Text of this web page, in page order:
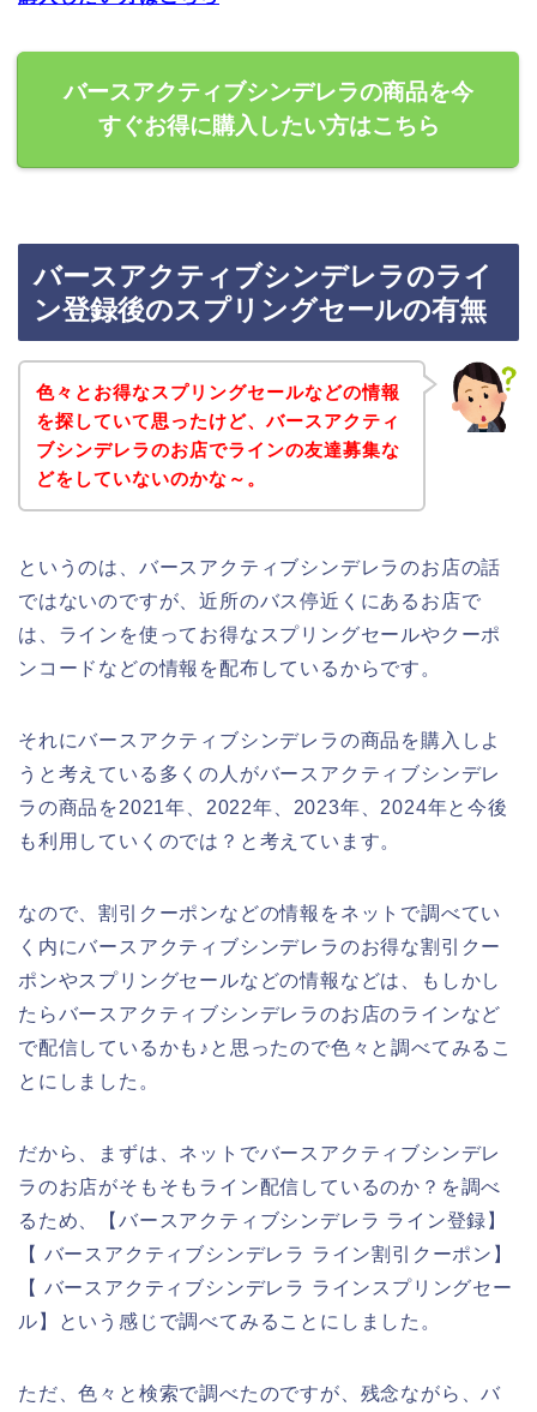
バースアクティブシンデレラの商品を今
すぐお得に購入したい方はこちら
バースアクティブシンデレラのライ
ン登録後のスプリングセールの有無
色々とお得なスプリングセールなどの情報
を探していて思ったけど、バースアクティ
ブシンデレラのお店でラインの友達募集な
どをしていないのかな～。
というのは、バースアクティブシンデレラのお店の話
ではないのですが、近所のバス停近くにあるお店で
は、ラインを使ってお得なスプリングセールやクーポ
ンコードなどの情報を配布しているからです。
それにバースアクティブシンデレラの商品を購入しよ
うと考えている多くの人がバースアクティブシンデレ
ラの商品を2021年、2022年、2023年、2024年と今後
も利用していくのでは？と考えています。
なので、割引クーポンなどの情報をネットで調べてい
く内にバースアクティブシンデレラのお得な割引クー
ポンやスプリングセールなどの情報などは、もしかし
たらバースアクティブシンデレラのお店のラインなど
で配信しているかも♪と思ったので色々と調べてみるこ
とにしました。
だから、まずは、ネットでバースアクティブシンデレ
ラのお店がそもそもライン配信しているのか？を調べ
るため、【バースアクティブシンデレラ ライン登録】
【 バースアクティブシンデレラ ライン割引クーポン】
【 バースアクティブシンデレラ ラインスプリングセー
ル】という感じで調べてみることにしました。
ただ、色々と検索で調べたのですが、残念ながら、バ